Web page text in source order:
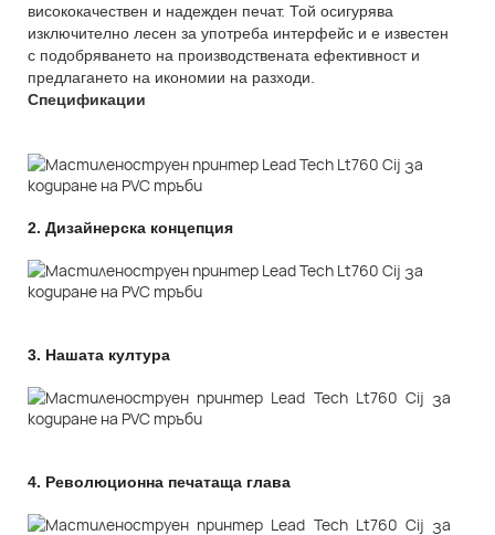
висококачествен и надежден печат. Той осигурява
изключително лесен за употреба интерфейс и е известен
с подобряването на производствената ефективност и
предлагането на икономии на разходи.
Спецификации
2. Дизайнерска концепция
3. Нашата култура
4. Революционна печатаща глава